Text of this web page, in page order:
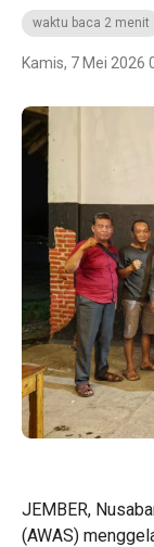
waktu baca 2 menit
Kamis, 7 Mei 2026
JEMBER,
(AWAS)